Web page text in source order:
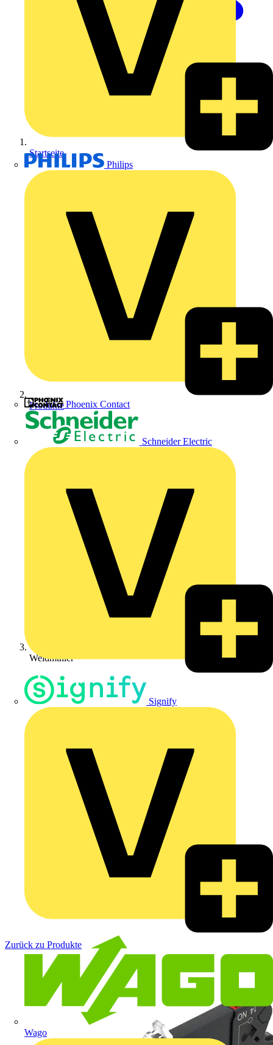
Philips
Phoenix Contact
Schneider Electric
Signify
Wago
Startseite
Produkte
Weidmüller
Zurück zu Produkte